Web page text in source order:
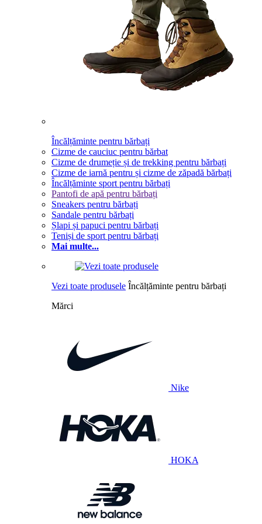
Încălțăminte pentru bărbați
Cizme de cauciuc pentru bărbat
Cizme de drumeție și de trekking pentru bărbați
Cizme de iarnă pentru și cizme de zăpadă bărbați
Încălțăminte sport pentru bărbați
Pantofi de apă pentru bărbați
Sneakers pentru bărbați
Sandale pentru bărbați
Șlapi și papuci pentru bărbați
Teniși de sport pentru bărbați
Mai multe...
Vezi toate produsele Încălțăminte pentru bărbați
Mărci
Nike
HOKA